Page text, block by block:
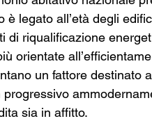
è legato all’età degli
di riqualificazione
orientate
un fattore destinato
sia in affitto.